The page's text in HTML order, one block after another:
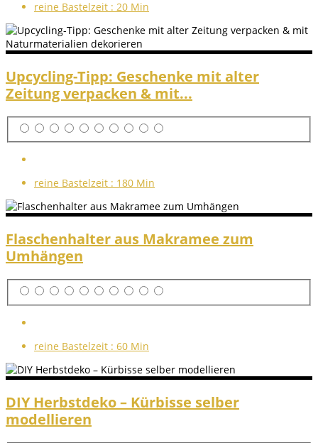
reine Bastelzeit : 20 Min
Upcycling-Tipp: Geschenke mit alter
Zeitung verpacken & mit...
reine Bastelzeit : 180 Min
Flaschenhalter aus Makramee zum
Umhängen
reine Bastelzeit : 60 Min
DIY Herbstdeko – Kürbisse selber
modellieren